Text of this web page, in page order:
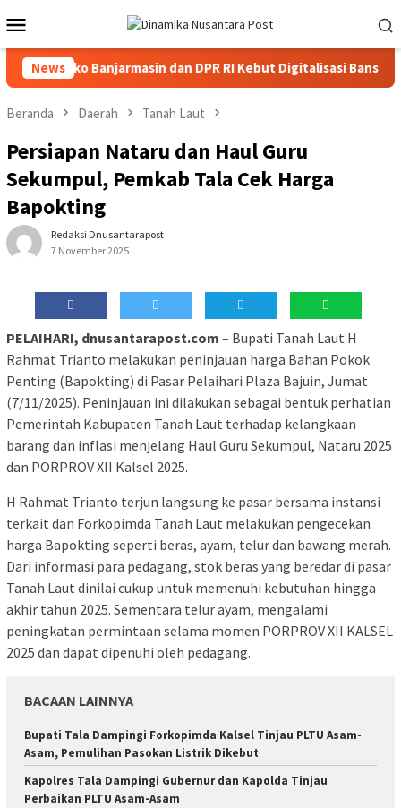
ke
kontenMobile
News
Pemko Banjarmasin dan DPR RI Kebut Digitalisasi Bansos
Beranda Daerah Tanah Laut
Persiapan Nataru dan Haul Guru
Sekumpul, Pemkab Tala Cek Harga
Bapokting
Redaksi Dnusantarapost
7 November 2025
PELAIHARI, dnusantarapost.com – Bupati Tanah Laut H
Rahmat Trianto melakukan peninjauan harga Bahan Pokok
Penting (Bapokting) di Pasar Pelaihari Plaza Bajuin, Jumat
(7/11/2025). Peninjauan ini dilakukan sebagai bentuk perhatian
Pemerintah Kabupaten Tanah Laut terhadap kelangkaan
barang dan inflasi menjelang Haul Guru Sekumpul, Nataru 2025
dan PORPROV XII Kalsel 2025.
H Rahmat Trianto terjun langsung ke pasar bersama instansi
terkait dan Forkopimda Tanah Laut melakukan pengecekan
harga Bapokting seperti beras, ayam, telur dan bawang merah.
Dari informasi para pedagang, stok beras yang beredar di pasar
Tanah Laut dinilai cukup untuk memenuhi kebutuhan hingga
akhir tahun 2025. Sementara telur ayam, mengalami
peningkatan permintaan selama momen PORPROV XII KALSEL
2025 dan dapat dipenuhi oleh pedagang.
BACAAN LAINNYA
Bupati Tala Dampingi Forkopimda Kalsel Tinjau PLTU Asam-
Asam, Pemulihan Pasokan Listrik Dikebut
Kapolres Tala Dampingi Gubernur dan Kapolda Tinjau
Perbaikan PLTU Asam-Asam